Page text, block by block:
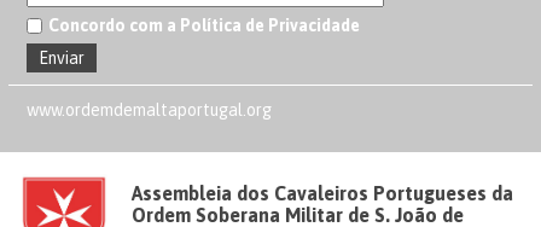
Concordo com a Política de Privacidade
www.ordemdemaltaportugal.org
Assembleia dos Cavaleiros Portugueses da
Ordem Soberana Militar de S. João de